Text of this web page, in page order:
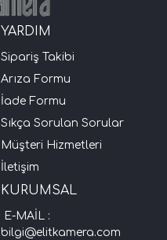
YARDIM
Sipariş Takibi
Arıza Formu
İade Formu
Sıkça Sorulan Sorular
Müşteri Hizmetleri
İletişim
KURUMSAL
E-MAİL :
bilgi@elitkamera.com